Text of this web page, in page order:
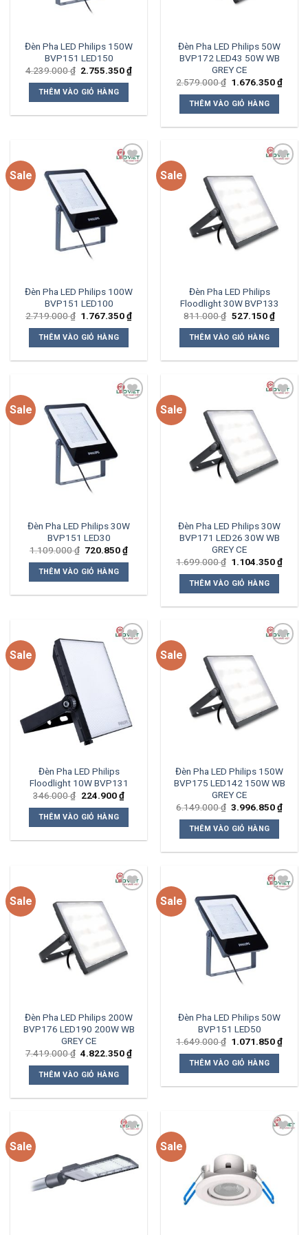
Đèn Pha LED Philips 150W
BVP151 LED150
4.239.000₫ Giá
là:
4.239.000 ₫.
2.755.350₫Giá
THÊM VÀO GIỎ HÀNG
Đèn Pha LED Philips 50W
BVP172 LED43 50W WB
GREY CE
2.579.000₫ Giá
là:
2.579.000 ₫.
1.676.350₫Giá
THÊM VÀO GIỎ HÀNG
Sale
wishlist
Đèn Pha LED Philips 100W
BVP151 LED100
2.719.000₫ Giá
là:
2.719.000 ₫.
1.767.350₫Giá
1.767.350 ₫.
THÊM VÀO GIỎ HÀNG
Sale
Add to
wishlist
Đèn Pha LED Philips
Floodlight 30W BVP133
811.000₫ Giá
là:
811.000 ₫.
527.150₫Giá
hiện
THÊM VÀO GIỎ HÀNG
Sale
wishlist
Đèn Pha LED Philips 30W
BVP151 LED30
1.109.000₫ Giá
là:
1.109.000 ₫.
720.850₫Giá
720.850 ₫.
THÊM VÀO GIỎ HÀNG
Sale
Add to
wishlist
Đèn Pha LED Philips 30W
BVP171 LED26 30W WB
GREY CE
1.699.000₫ Giá
là:
1.699.000 ₫.
1.104.350₫Giá
THÊM VÀO GIỎ HÀNG
Sale
Add to
wishlist
Đèn Pha LED Philips
Floodlight 10W BVP131
346.000₫ Giá
là:
346.000 ₫.
224.900₫Giá
hiện
224.900 ₫.
THÊM VÀO GIỎ HÀNG
Sale
Add to
wishlist
Đèn Pha LED Philips 150W
BVP175 LED142 150W WB
GREY CE
6.149.000₫ Giá
là:
6.149.000 ₫.
3.996.850₫Giá
THÊM VÀO GIỎ HÀNG
Sale
Add to
wishlist
Đèn Pha LED Philips 200W
BVP176 LED190 200W WB
GREY CE
7.419.000₫ Giá
là:
7.419.000 ₫.
4.822.350₫Giá
4.822.350 ₫.
THÊM VÀO GIỎ HÀNG
Sale
wishlist
Đèn Pha LED Philips 50W
BVP151 LED50
1.649.000₫ Giá
là:
1.649.000 ₫.
1.071.850₫Giá
THÊM VÀO GIỎ HÀNG
Sale
Add to
Sale
wishlist